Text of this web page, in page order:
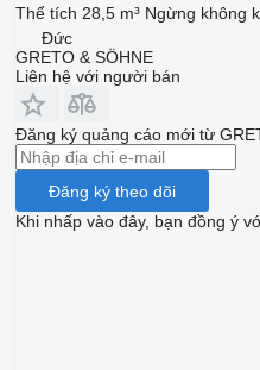
Thể tích 28,5 m³ Ngừng không
Đức
GRETO & SÖHNE
Liên hệ với người bán
Đăng ký quảng cáo mới từ
Đăng ký theo dõi
Khi nhấp vào đây, bạn đồng ý